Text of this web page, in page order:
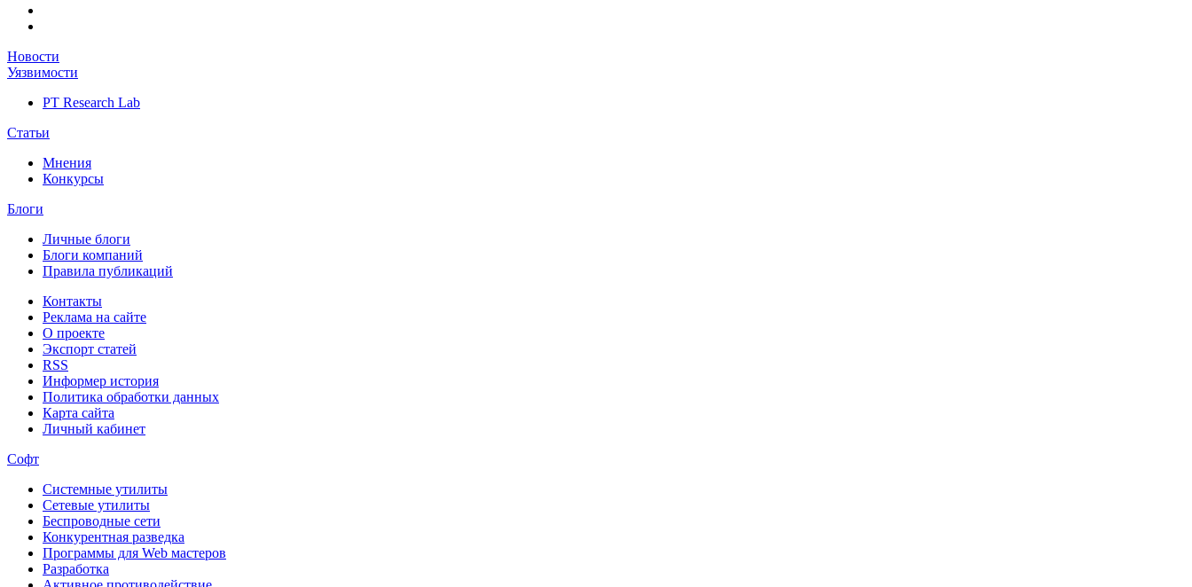
Новости
Уязвимости
PT Research Lab
Статьи
Мнения
Конкурсы
Блоги
Личные блоги
Блоги компаний
Правила публикаций
Контакты
Реклама на сайте
О проекте
Экспорт статей
RSS
Информер история
Политика обработки данных
Карта сайта
Личный кабинет
Софт
Системные утилиты
Сетевые утилиты
Беспроводные сети
Конкурентная разведка
Программы для Web мастеров
Разработка